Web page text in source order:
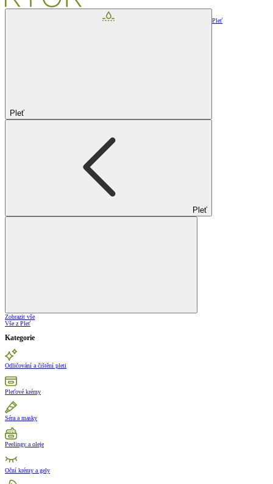
Pleť
Pleť
Pleť
Zobrazit vše
Vše z Pleť
Kategorie
Odličování a čištění pleti
Pleťové krémy
Séra a masky
Peelingy a oleje
Oční krémy a gely